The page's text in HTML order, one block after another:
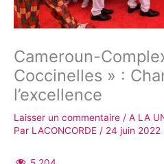
Cameroun-
Coccinelles » :
l’excellence
Laisser un commentaire / A LA
Par LACONCORDE / 24 juin 2022